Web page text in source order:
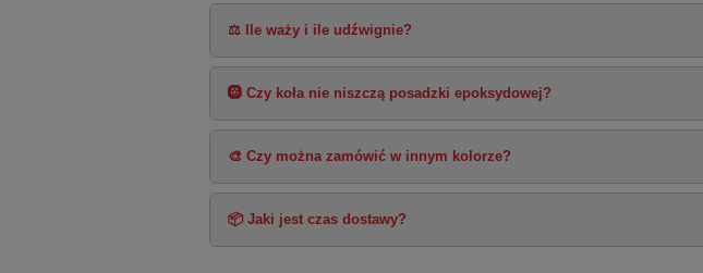
⚖️ Ile waży i ile udźwignie?
🛞 Czy koła nie niszczą posadzki epoksydowej?
🎨 Czy można zamówić w innym kolorze?
📦 Jaki jest czas dostawy?